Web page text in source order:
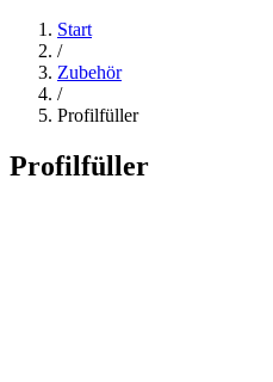
Start
/
Zubehör
/
Profilfüller
Profilfüller